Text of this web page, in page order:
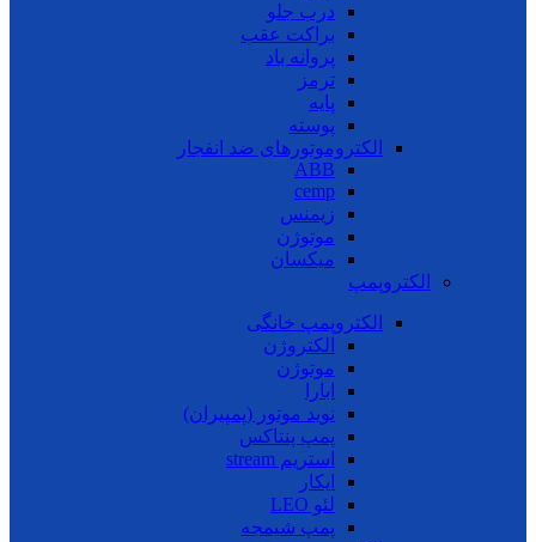
درب جلو
براکت عقب
پروانه باد
ترمز
پایه
پوسته
الکتروموتورهای ضد انفجار
ABB
cemp
زیمنس
موتوژن
میکسان
الکتروپمپ
الکتروپمپ خانگی
الکتروژن
موتوژن
ابارا
نوید موتور (پمپیران)
پمپ پنتاکس
استریم stream
ایکار
لئو LEO
پمپ شیمجه